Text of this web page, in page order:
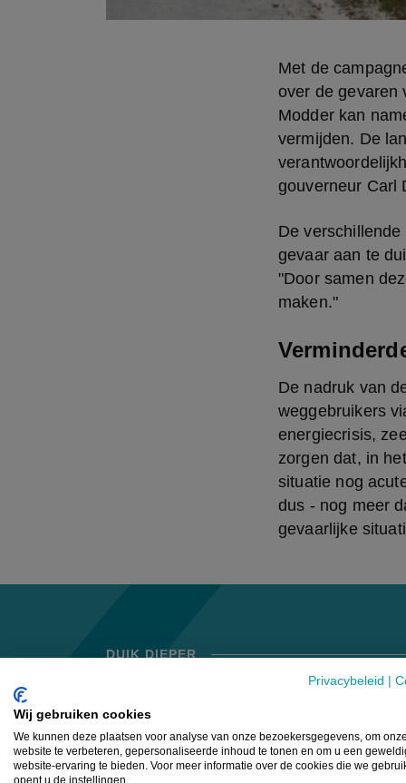
Privacybeleid
Wij gebruiken cookies
We kunnen deze plaatsen voor analyse van onze bezoekersgegevens, om onze
website te verbeteren, gepersonaliseerde inhoud te tonen en om u een
website-ervaring te bieden. Voor meer informatie over de cookies die we
opent u de instellingen.
Met de
over de gevaren
Modder kan
vermijden. De
gouverneur Carl
De
gevaar aan te
"Door samen
maken."
De nadruk van
weggebruikers
energiecrisis,
zorgen dat, in
situatie nog
dus - nog meer
gevaarlijke
DUIK DIEPER
NIEUWS